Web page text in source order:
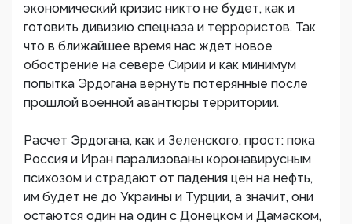
экономический кризис никто не будет, как и
готовить дивизию спецназа и террористов. Так
что в ближайшее время нас ждет новое
обострение на севере Сирии и как минимум
попытка Эрдогана вернуть потерянные после
прошлой военной авантюры территории.
Расчет Эрдогана, как и Зеленского, прост: пока
Россия и Иран парализованы коронавирусным
психозом и страдают от падения цен на нефть,
им будет не до Украины и Турции, а значит, они
остаются один на один с Донецком и Дамаском,